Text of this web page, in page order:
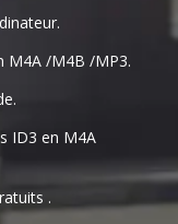
M4A /M4B /MP3.
ID3 en M4A
.